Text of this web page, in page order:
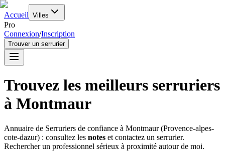
Accueil Villes
Pro
Connexion/Inscription
Trouver un serrurier
Trouvez les meilleurs serruriers
à Montmaur
Annuaire de Serruriers de confiance à Montmaur(Provence-alpes-
cote-dazur) : consultez les notes et contactez un serrurier.
Rechercher un professionnel sérieux à proximité autour de moi.